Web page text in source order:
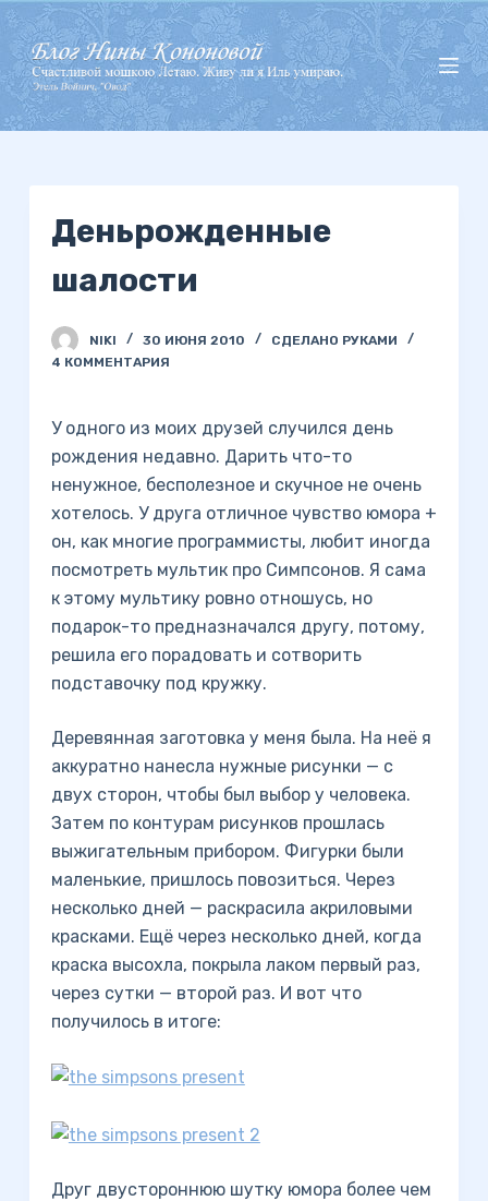
П
е
р
е
й
Деньрожденные
шалости
NIKI 30 ИЮНЯ 2010
СДЕЛАНО РУКАМИ
4 КОММЕНТАРИЯ
У одного из моих друзей случился день
рождения недавно. Дарить что-то
ненужное, бесполезное и скучное не очень
хотелось. У друга отличное чувство юмора +
он, как многие программисты, любит иногда
посмотреть мультик про Симпсонов. Я сама
к этому мультику ровно отношусь, но
подарок-то предназначался другу, потому,
решила его порадовать и сотворить
подставочку под кружку.
Деревянная заготовка у меня была. На неё я
аккуратно нанесла нужные рисунки — с
двух сторон, чтобы был выбор у человека.
Затем по контурам рисунков прошлась
выжигательным прибором. Фигурки были
маленькие, пришлось повозиться. Через
несколько дней — раскрасила акриловыми
красками. Ещё через несколько дней, когда
краска высохла, покрыла лаком первый раз,
через сутки — второй раз. И вот что
получилось в итоге:
Друг двустороннюю шутку юмора более чем